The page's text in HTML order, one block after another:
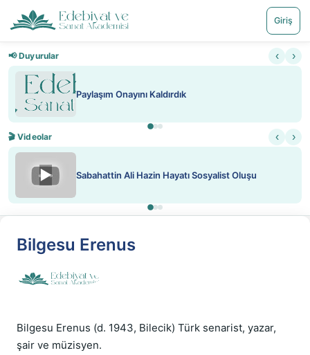
Giriş
📢 Duyurular ‹ ›
Paylaşım Onayını Kaldırdık
🎬 Videolar ‹ ›
▶ Sabahattin Ali Hazin Hayatı Sosyalist Oluşu
Bilgesu Erenus
Bilgesu Erenus (d. 1943, Bilecik) Türk senarist, yazar,
şair ve müzisyen.